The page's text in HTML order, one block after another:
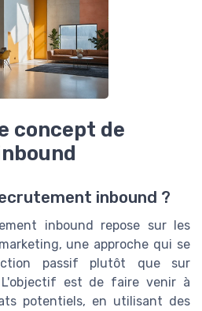
concept de
inbound ?
inbound repose sur les
une approche qui se
passif plutôt que sur
est de faire venir à
potentiels, en utilisant des